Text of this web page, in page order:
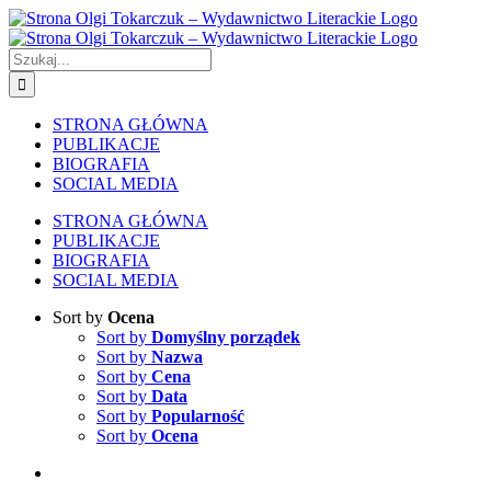
Skip
to
content
Szukaj
STRONA GŁÓWNA
PUBLIKACJE
BIOGRAFIA
SOCIAL MEDIA
STRONA GŁÓWNA
PUBLIKACJE
BIOGRAFIA
SOCIAL MEDIA
Sort by Ocena
Sort by Domyślny porządek
Sort by Nazwa
Sort by Cena
Sort by Data
Sort by Popularność
Sort by Ocena